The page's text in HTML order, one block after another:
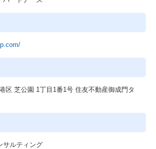
区 芝公園 1丁目1番1号 住友不動産御成門タ
サルティング